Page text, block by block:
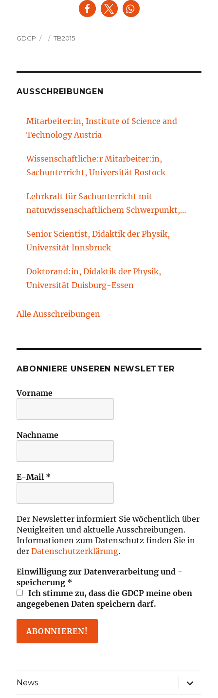
Autor
GDCP
Veröffentlicht
Kategorien
TB2015
AUSSCHREIBUNGEN
Mitarbeiter:in, Institute of Science and
Technology Austria
Wissenschaftliche:r Mitarbeiter:in,
Sachunterricht, Universität Rostock
Lehrkraft für Sachunterricht mit
naturwissenschaftlichem Schwerpunkt,
Technische Universität Cottbus-Senftenberg
Senior Scientist, Didaktik der Physik,
Universität Innsbruck
Doktorand:in, Didaktik der Physik,
Universität Duisburg-Essen
Alle Ausschreibungen
ABONNIERE UNSEREN NEWSLETTER
Vorname
Nachname
E-Mail *
Der Newsletter informiert Sie wöchentlich über
Neuigkeiten und aktuelle Ausschreibungen.
Informationen zum Datenschutz finden Sie in
derDatenschutzerklärung.
Einwilligung zur Datenverarbeitung und -
speicherung *
Ich stimme zu, dass die GDCP meine oben
angegebenen Daten speichern darf.
News
öffnen